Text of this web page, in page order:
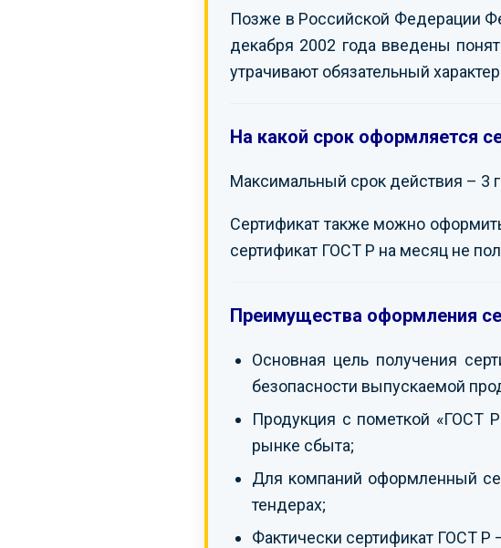
Позже в Российской Федерации
декабря 2002 года введены
утрачивают обязательный
На какой срок оформляется
Максимальный срок действия – 3
Сертификат также можно
сертификат ГОСТ Р на месяц не
Преимущества оформления
Основная цель получения
безопасности выпускаемой
Продукция с пометкой «ГОСТ
рынке сбыта;
Для компаний оформленный
тендерах;
Фактически сертификат ГОСТ